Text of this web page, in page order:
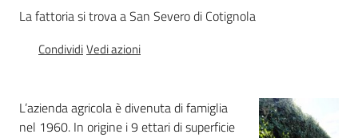
Corsi
La fattoria si trova a San Severo di Cotignola
CondividiVedi azioni
L’azienda agricola è divenuta di famiglia
nel 1960. In origine i 9 ettari di superficie